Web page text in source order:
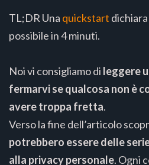
TL;DR Una quickstart
possibile in 4 minuti.
Noi vi consigliamo di leggere
fermarvi se qualcosa non è
avere troppa fretta.
Verso la fine dell’articolo
potrebbero essere delle
alla privacy personale. Ogni